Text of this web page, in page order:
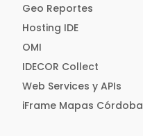
Geo Reportes
Hosting IDE
OMI
IDECOR Collect
Web Services y APIs
iFrame Mapas Córdoba